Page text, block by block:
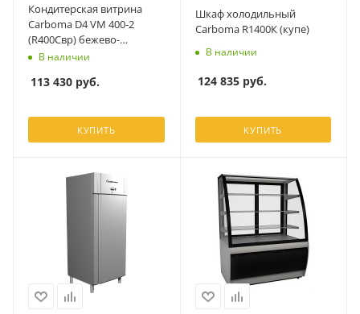
Кондитерская витрина
Carboma D4 VM 400‑2
(R400Cвр) бежево-
коричневый
В наличии
113 430 руб.
КУПИТЬ
Шкаф холодильный
Carboma R1400К (купе)
В наличии
124 835руб.
КУПИТЬ